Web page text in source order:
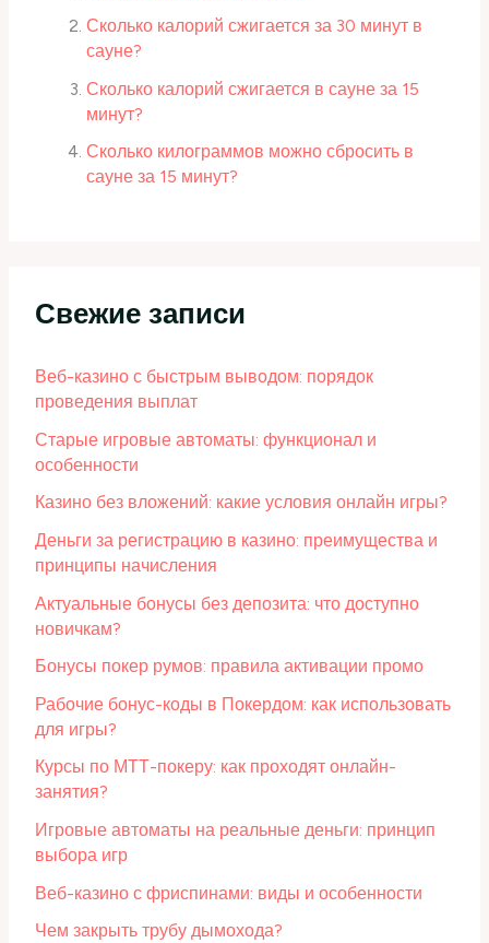
Сколько калорий сжигается за 30 минут в
сауне?
Сколько калорий сжигается в сауне за 15
минут?
Сколько килограммов можно сбросить в
сауне за 15 минут?
Свежие записи
Веб-казино с быстрым выводом: порядок
проведения выплат
Старые игровые автоматы: функционал и
особенности
Казино без вложений: какие условия онлайн игры?
Деньги за регистрацию в казино: преимущества и
принципы начисления
Актуальные бонусы без депозита: что доступно
новичкам?
Бонусы покер румов: правила активации промо
Рабочие бонус-коды в Покердом: как использовать
для игры?
Курсы по МТТ-покеру: как проходят онлайн-
занятия?
Игровые автоматы на реальные деньги: принцип
выбора игр
Веб-казино с фриспинами: виды и особенности
Чем закрыть трубу дымохода?